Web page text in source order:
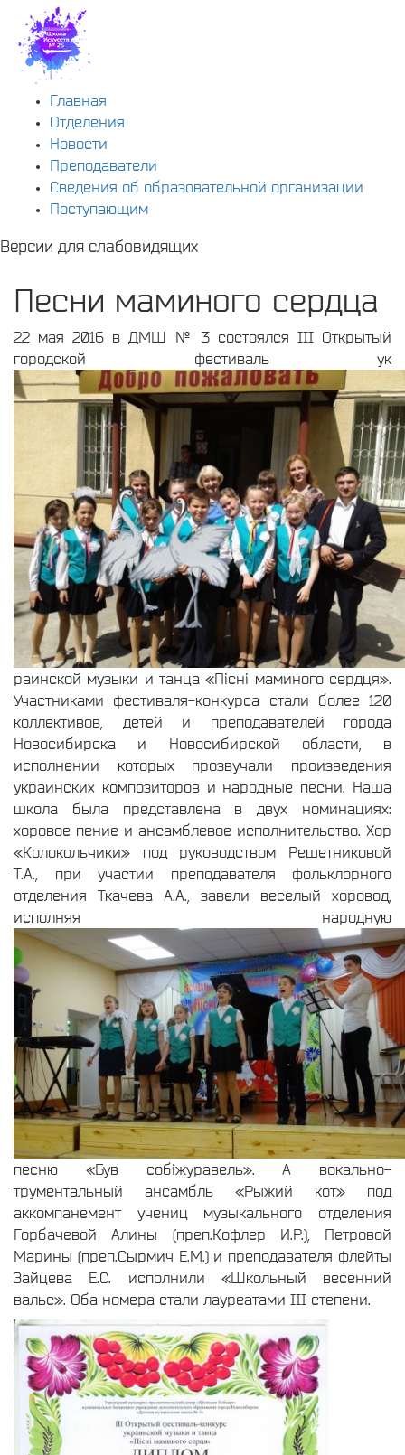
Главная
Отделения
Новости
Преподаватели
Сведения об образовательной организации
Поступающим
Версии для слабовидящих
Песни маминого сердца
22 мая 2016 в ДМШ № 3 состоялся III Открытый
городской фестиваль ук
раинской музыки и танца «Пiснi маминого сердця».
Участниками фестиваля-конкурса стали более 120
коллективов, детей и преподавателей города
Новосибирска и Новосибирской области, в
исполнении которых прозвучали произведения
украинских композиторов и народные песни. Наша
школа была представлена в двух номинациях:
хоровое пение и ансамблевое исполнительство. Хор
«Колокольчики» под руководством Решетниковой
Т.А., при участии преподавателя фольклорного
отделения Ткачева А.А., завели веселый хоровод,
исполняя народную
песню «Був собiжуравель». А вокально-
трументальный ансамбль «Рыжий кот» под
аккомпанемент учениц музыкального отделения
Горбачевой Алины (преп.Кофлер И.Р.), Петровой
Марины (преп.Сырмич Е.М.) и преподавателя флейты
Зайцева Е.С. исполнили «Школьный весенний
вальс». Оба номера стали лауреатами III степени.